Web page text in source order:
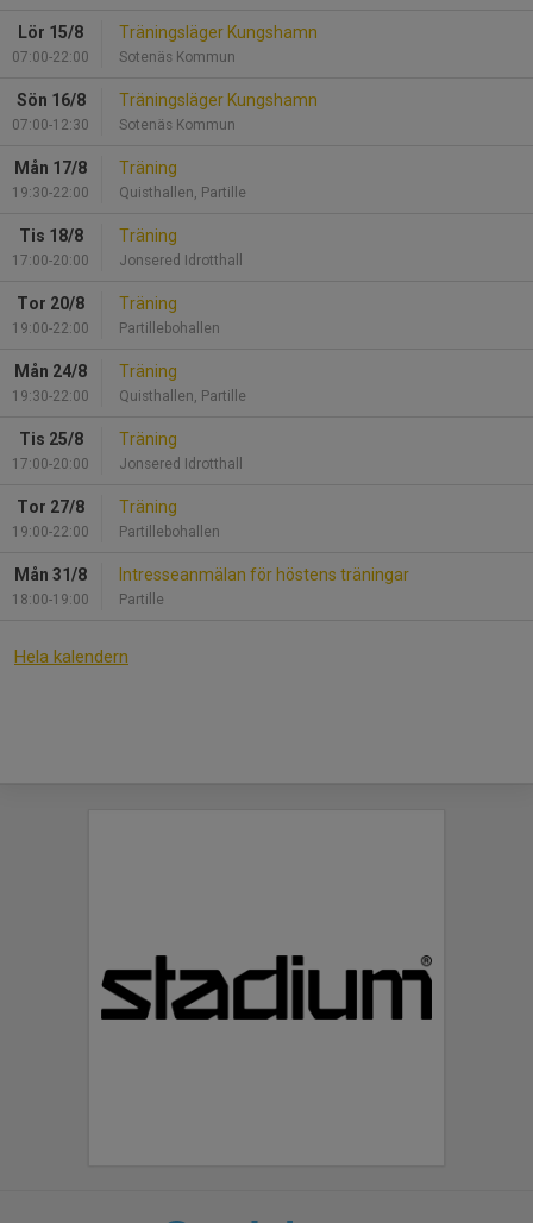
Lör 15/8
07:00-22:00
Träningsläger Kungshamn
Sotenäs Kommun
Sön 16/8
07:00-12:30
Träningsläger Kungshamn
Sotenäs Kommun
Mån 17/8
19:30-22:00
Träning
Quisthallen, Partille
Tis 18/8
17:00-20:00
Träning
Jonsered Idrotthall
Tor 20/8
19:00-22:00
Träning
Partillebohallen
Mån 24/8
19:30-22:00
Träning
Quisthallen, Partille
Tis 25/8
17:00-20:00
Träning
Jonsered Idrotthall
Tor 27/8
19:00-22:00
Träning
Partillebohallen
Mån 31/8
18:00-19:00
Intresseanmälan för höstens träningar
Partille
Hela kalendern